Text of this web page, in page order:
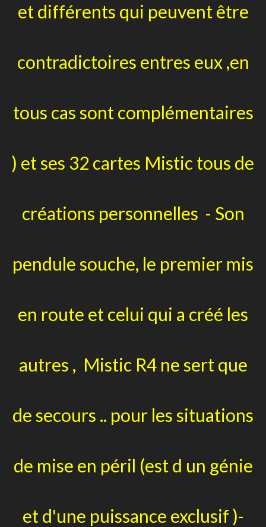
et différents qui peuvent être
contradictoires entres eux ,en
tous cas sont complémentaires
) et ses 32 cartes Mistic tous de
créations personnelles - Son
pendule souche, le premier mis
en route et celui qui a créé les
autres , Mistic R4 ne sert que
de secours .. pour les situations
de mise en péril (est d un génie
et d'une puissance exclusif )-